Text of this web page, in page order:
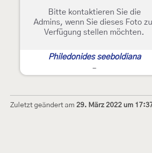
Bitte kontaktieren Sie die
Admins, wenn Sie dieses Foto
Verfügung stellen möchten.
Philedonides seeboldiana
-
Zuletzt geändert am 29. März 2022 um